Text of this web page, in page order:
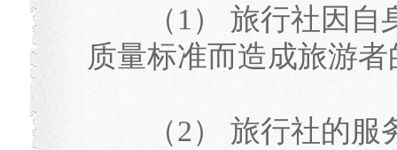
（1） 旅行社因自
质量标准而造成旅游
（2） 旅行社的服